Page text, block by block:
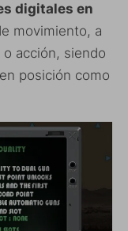
digitales en
movimiento, a
acción, siendo
posición como